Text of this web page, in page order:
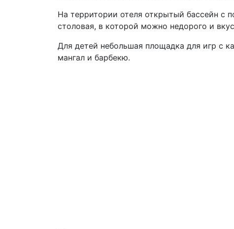
На территории отеля открытый бассейн с
столовая, в которой можно недорого и
Для детей небольшая площадка для игр с
мангал и барбекю.